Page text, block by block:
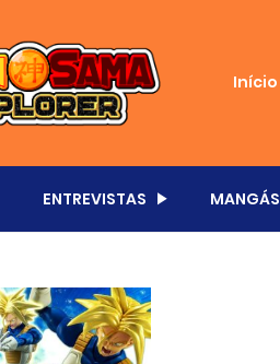
Início
ENTREVISTAS MANGÁS